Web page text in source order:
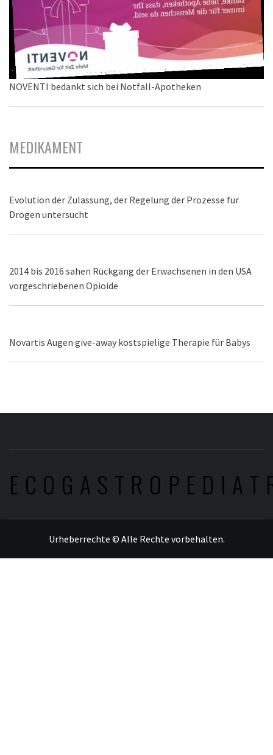
NOVENTI bedankt sich bei Notfall-Apotheken
MEDIKAMENT
Evolution der Zulassung, der Regelung der Prozesse für
Drogen untersucht
2014 bis 2016 sahen Rückgang der Erwachsenen in den USA
vorgeschriebenen Opioide
Novartis Augen give-away kostspielige Therapie für Babys
Urheberrechte © Alle Rechte vorbehalten.